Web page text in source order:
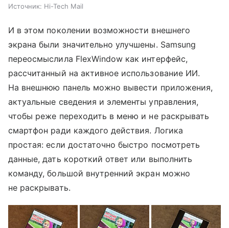
Источник: Hi-Tech Mail
И в этом поколении возможности внешнего
экрана были значительно улучшены. Samsung
переосмыслила FlexWindow как интерфейс,
рассчитанный на активное использование ИИ.
На внешнюю панель можно вывести приложения,
актуальные сведения и элементы управления,
чтобы реже переходить в меню и не раскрывать
смартфон ради каждого действия. Логика
простая: если достаточно быстро посмотреть
данные, дать короткий ответ или выполнить
команду, большой внутренний экран можно
не раскрывать.